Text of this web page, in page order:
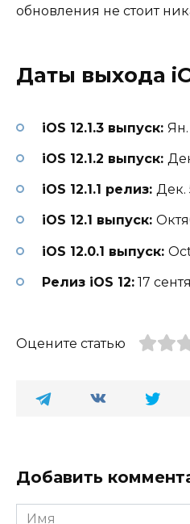
обновления не стоит
Даты выхода
iOS 12.1.3 выпуск: Ян.
iOS 12.1.2 выпуск:
iOS 12.1.1 релиз: Дек.
iOS 12.1 выпуск:
iOS 12.0.1 выпуск:
Релиз iOS 12: 17
Оцените статью
Добавить
Имя